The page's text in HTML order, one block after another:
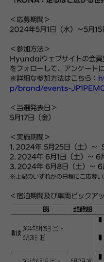
＜応募期間＞
2024年5月1日（水）～5月
＜参加方法＞
Hyundaiウェブサイトの会
をフォローして、アンケート
※詳細な参加方法はこちら：
p/brand/events-
＜当選発表日＞
5月17日（金）
＜実施期間＞
1. 2024年 5月25日（土）～
2. 2024年 6月1日（土）～ 6
3. 2024年 6月8日（土）～ 6
※上記のいずれかの日程にご応募い
＜宿泊期間及び車両ピックア